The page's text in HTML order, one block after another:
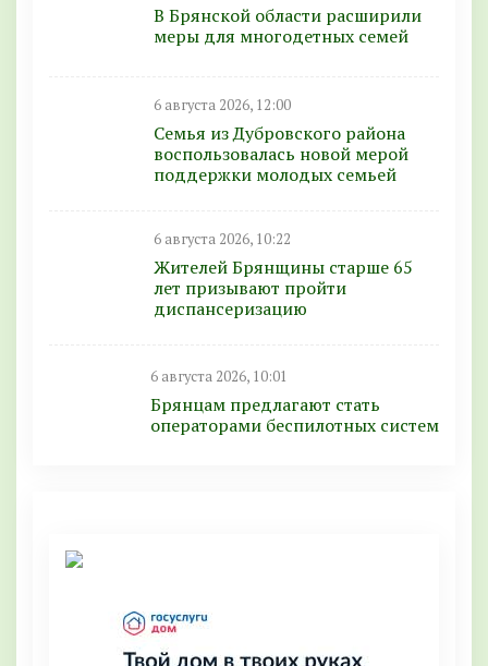
В Брянской области расширили
меры для многодетных семей
6 августа 2026, 12:00
Семья из Дубровского района
воспользовалась новой мерой
поддержки молодых семьей
6 августа 2026, 10:22
Жителей Брянщины старше 65
лет призывают пройти
диспансеризацию
6 августа 2026, 10:01
Брянцам предлагают стать
оперaторами бeспилотных систeм